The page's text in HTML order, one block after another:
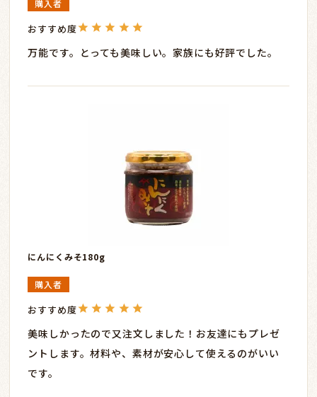
購入者
万能です。とっても美味しい。家族にも好評でした。
にんにくみそ180g
購入者
美味しかったので又注文しました！お友達にもプレゼ
ントします。材料や、素材が安心して使えるのがいい
です。